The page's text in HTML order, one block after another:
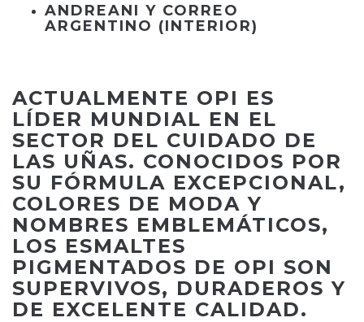
ANDREANI Y CORREO
ARGENTINO (INTERIOR)
ACTUALMENTE OPI ES
LÍDER MUNDIAL EN EL
SECTOR DEL CUIDADO DE
LAS UÑAS. CONOCIDOS POR
SU FÓRMULA EXCEPCIONAL,
COLORES DE MODA Y
NOMBRES EMBLEMÁTICOS,
LOS ESMALTES
PIGMENTADOS DE OPI SON
SUPERVIVOS, DURADEROS Y
DE EXCELENTE CALIDAD.